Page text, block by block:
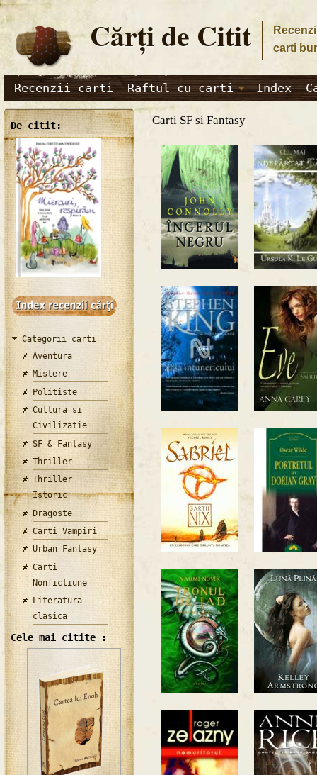
Cărţi de Citit
carti
Recenzii carti Raftul cu carti Index
De citit:
Categorii carti
Aventura
Mistere
Politiste
Cultura si
Civilizatie
SF & Fantasy
Thriller
Thriller
Istoric
Dragoste
Carti Vampiri
Urban Fantasy
Carti
Nonfictiune
Literatura
clasica
Cele mai citite :
Carti SF si Fantasy